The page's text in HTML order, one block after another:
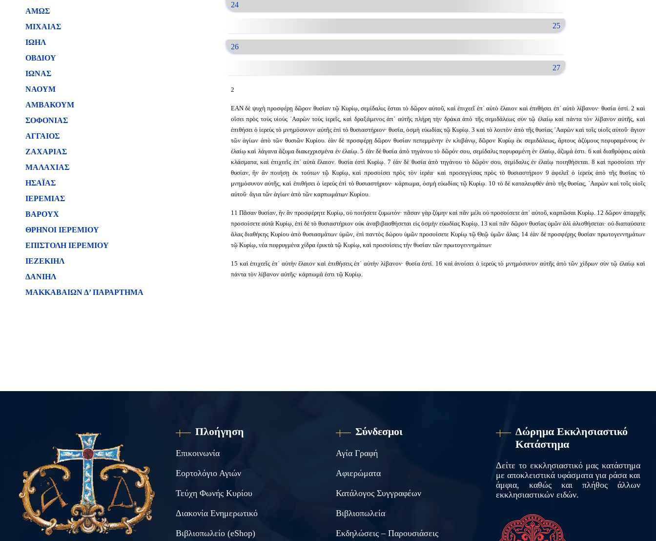
24
25
26
27
2
ΕΑΝ δὲ ψυχὴ προσφέρῃ δῶρον θυσίαν τῷ Κυρίῳ, σεμίδαλις ἔσται τὸ δῶρον αὐτοῦ, καὶ ἐπιχεεῖ ἐπ᾿ αὐτὸ ἔλαιον καὶ ἐπιθήσει ἐπ᾿ αὐτὸ λίβανον· θυσία ἐστί. 2 καὶ
οἴσει πρὸς τοὺς υἱοὺς ᾿Ααρὼν τοὺς ἱερεῖς, καὶ δραξάμενος ἀπ᾿ αὐτῆς πλήρη τὴν δράκα ἀπὸ τῆς σεμιδάλεως σὺν τῷ ἐλαίῳ καὶ πάντα τὸν λίβανον αὐτῆς, καὶ
ἐπιθήσει ὁ ἱερεὺς τὸ μνημόσυνον αὐτῆς ἐπὶ τὸ θυσιαστήριον· θυσία, ὀσμὴ εὐωδίας τῷ Κυρίῳ. 3 καὶ τὸ λοιπὸν ἀπὸ τῆς θυσίας ᾿Ααρὼν καὶ τοῖς υἱοῖς αὐτοῦ· ἅγιον
τῶν ἁγίων ἀπὸ τῶν θυσιῶν Κυρίου. ἐὰν δὲ προσφέρῃ δῶρον θυσίαν πεπεμμένην ἐν κλιβάνῳ, δῶρον Κυρίῳ ἐκ σεμιδάλεως, ἄρτους ἀζύμους πεφυραμένους ἐν
ἐλαίῳ καὶ λάγανα ἄζυμα διακεχρισμένα ἐν ἐλαίῳ. 5 ἐὰν δὲ θυσία ἀπὸ τηγάνου τὸ δῶρόν σου, σεμίδαλις πεφυραμένη ἐν ἐλαίῳ, ἄζυμά ἐστι. 6 καὶ διαθρύψεις αὐτὰ
κλάσματα, καὶ ἐπιχεεῖς ἐπ᾿ αὐτὰ ἔλαιον. θυσία ἐστὶ Κυρίῳ. 7 ἐὰν δὲ θυσία ἀπὸ τηγάνου τὸ δῶρόν σου, σεμίδαλις ἐν ἐλαίῳ ποιηθήσεται. 8 καὶ προσοίσει τὴν
θυσίαν, ἣν ἂν ποιήσῃ ἐκ τούτων τῷ Κυρίῳ, καὶ προσοίσει πρὸς τὸν ἱερέα· καὶ προσεγγίσας πρὸς τὸ θυσιαστήριον 9 ἀφελεῖ ὁ ἱερεὺς ἀπὸ τῆς θυσίας τὸ
μνημόσυνον αὐτῆς, καὶ ἐπιθήσει ὁ ἱερεὺς ἐπὶ τὸ θυσιαστήριον· κάρπωμα, ὀσμὴ εὐωδίας τῷ Κυρίῳ. 10 τὸ δὲ καταλειφθὲν ἀπὸ τῆς θυσίας, ᾿Ααρὼν καὶ τοῖς υἱοῖς
αὐτοῦ· ἅγια τῶν ἁγίων ἀπὸ τῶν καρπωμάτων Κυρίου.
11 Πᾶσαν θυσίαν, ἣν ἂν προσφέρητε Κυρίῳ, οὐ ποιήσετε ζυμωτόν· πᾶσαν γὰρ ζύμην καὶ πᾶν μέλι οὐ προσοίσετε ἀπ᾿ αὐτοῦ, καρπῶσαι Κυρίῳ. 12 δῶρον ἀπαρχῆς
προσοίσετε αὐτὰ Κυρίῳ, ἐπὶ δὲ τὸ θυσιαστήριον οὐκ ἀναβιβασθήσεται εἰς ὀσμὴν εὐωδίας Κυρίῳ. 13 καὶ πᾶν δῶρον θυσίας ὑμῶν ἁλὶ ἁλισθήσεται· οὐ διαπαύσατε
ἅλας διαθήκης Κυρίου ἀπὸ θυσιασμάτων ὑμῶν, ἐπὶ παντὸς δώρου ὑμῶν προσοίσετε Κυρίῳ τῷ Θεῷ ὑμῶν ἅλας. 14 ἐὰν δὲ προσφέρῃς θυσίαν πρωτογεννημάτων
τῷ Κυρίῳ, νέα πεφρυγμένα χίδρα ἐρικτὰ τῷ Κυρίῳ, καὶ προσοίσεις τὴν θυσίαν τῶν πρωτογεννημάτων
15 καὶ ἐπιχεεῖς ἐπ᾿ αὐτὴν ἔλαιον καὶ ἐπιθήσεις ἐπ᾿ αὐτὴν λίβανον· θυσία ἐστί. 16 καὶ ἀνοίσει ὁ ἱερεὺς τὸ μνημόσυνον αὐτῆς ἀπὸ τῶν χίδρων σὺν τῷ ἐλαίῳ καὶ
πάντα τὸν λίβανον αὐτῆς· κάρπωμά ἐστι τῷ Κυρίῳ.
ΑΜΩΣ
ΜΙΧΑΙΑΣ
ΙΩΗΛ
ΟΒΔΙΟΥ
ΙΩΝΑΣ
ΝΑΟΥΜ
ΑΜΒΑΚΟΥΜ
ΣΟΦΟΝΙΑΣ
ΑΓΓΑΙΟΣ
ΖΑΧΑΡΙΑΣ
ΜΑΛΑΧΙΑΣ
ΗΣΑΪΑΣ
ΙΕΡΕΜΙΑΣ
ΒΑΡΟΥΧ
ΘΡΗΝΟΙ ΙΕΡΕΜΙΟΥ
ΕΠΙΣΤΟΛΗ ΙΕΡΕΜΙΟΥ
ΙΕΖΕΚΙΗΛ
ΔΑΝΙΗΛ
ΜΑΚΚΑΒΑΙΩΝ Δ’ ΠΑΡΑΡΤΗΜΑ
Πλοήγηση
Επικοινωνία
Εορτολόγιο Αγιών
Τεύχη Φωνής Κυρίου
Διακονία Ενημερωτικό
Βιβλιοπωλείο (eShop)
Σύνδεσμοι
Αγία Γραφή
Αφιερώματα
Κατάλογος Συγγραφέων
Βιβλιοπωλεία
Εκδηλώσεις – Παρουσιάσεις
Δώρημα Εκκλησιαστικό
Κατάστημα
Δείτε το εκκλησιαστικό μας κατάστημα
με αποκλειστικά υφάσματα για ράσα και
άμφια, καθώς και πλήθος άλλων
εκκλησιαστικών ειδών.